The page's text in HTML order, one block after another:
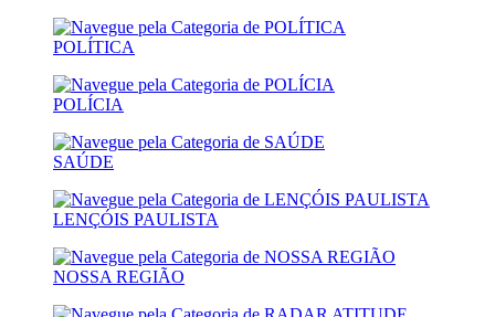
POLÍTICA
POLÍCIA
SAÚDE
LENÇÓIS PAULISTA
NOSSA REGIÃO